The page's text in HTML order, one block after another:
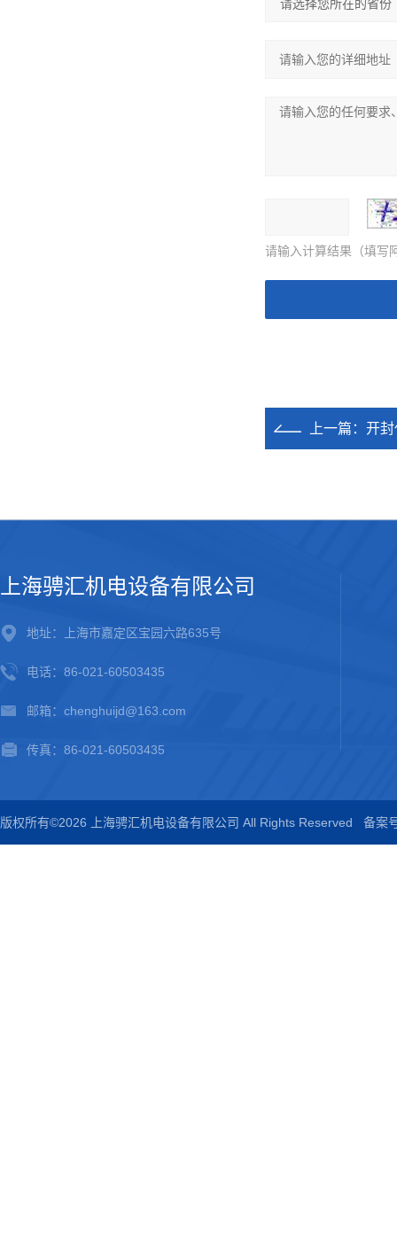
请输入计算结果（填写
上一篇： 开
上海骋汇机电设备有限公司
地址：上海市嘉定区宝园六路635号
电话：86-021-60503435
邮箱：chenghuijd@163.com
传真：86-021-60503435
版权所有©2026 上海骋汇机电设备有限公司 All Rights Reserved 备案